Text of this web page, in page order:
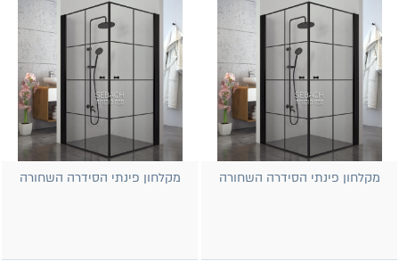
מקלחון פינתי הסידרה השחורה מקלחון פינתי הסידרה השחורה